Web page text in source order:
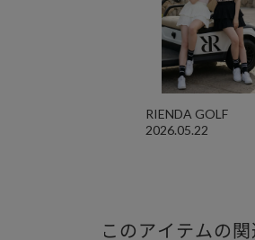
2026.05.22
RIENDA GOLF
このアイテムの